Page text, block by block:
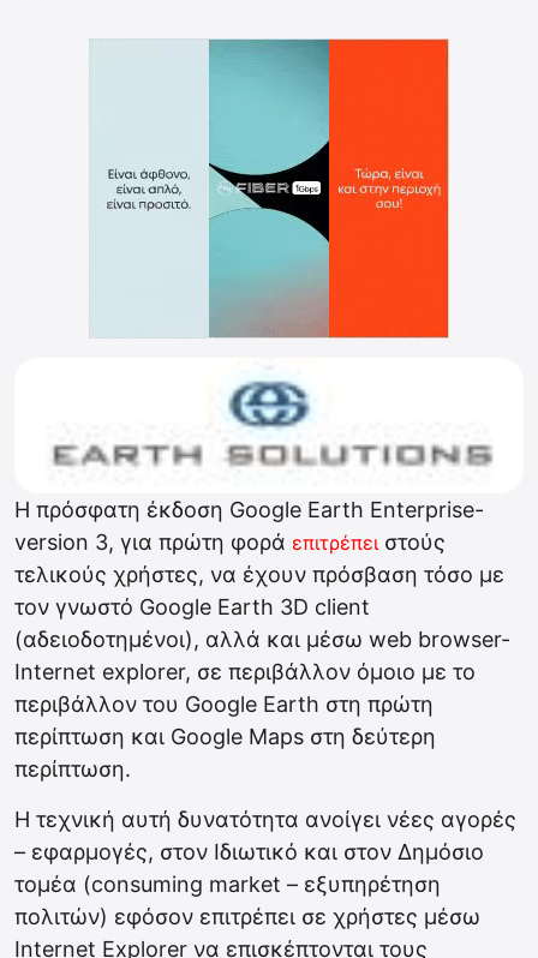
Η πρόσφατη έκδοση Google Earth Enterprise-
version 3, για πρώτη φορά επιτρέπει στούς
τελικούς χρήστες, να έχουν πρόσβαση τόσο με
τον γνωστό Google Earth 3D client
(αδειοδοτημένοι), αλλά και μέσω web browser-
Internet explorer, σε περιβάλλον όμοιο με το
περιβάλλον του Google Earth στη πρώτη
περίπτωση και Google Maps στη δεύτερη
περίπτωση.
Η τεχνική αυτή δυνατότητα ανοίγει νέες αγορές
– εφαρμογές, στον Ιδιωτικό και στον Δημόσιο
τομέα (consuming market – εξυπηρέτηση
πολιτών) εφόσον επιτρέπει σε χρήστες μέσω
Internet Explorer να επισκέπτονται τους